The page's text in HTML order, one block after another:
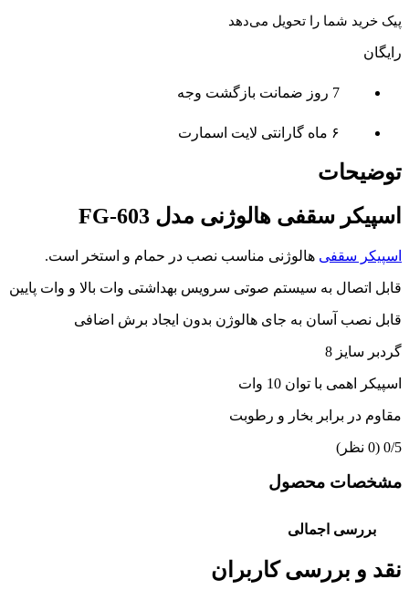
پیک خرید شما را تحویل می‌دهد
رایگان
7 روز ضمانت بازگشت وجه
۶ ماه گارانتی لایت اسمارت
توضیحات
اسپیکر سقفی هالوژنی مدل FG-603
اسپیکر سقفی هالوژنی مناسب نصب در حمام و استخر است.
قابل اتصال به سیستم صوتی سرویس بهداشتی وات بالا و وات پایین
قابل نصب آسان به جای هالوژن بدون ایجاد برش اضافی
گردبر سایز 8
اسپیکر اهمی با توان 10 وات
مقاوم در برابر بخار و رطوبت
‫0/5 ‫(0 نظر)
مشخصات محصول
بررسی اجمالی
نقد و بررسی کاربران